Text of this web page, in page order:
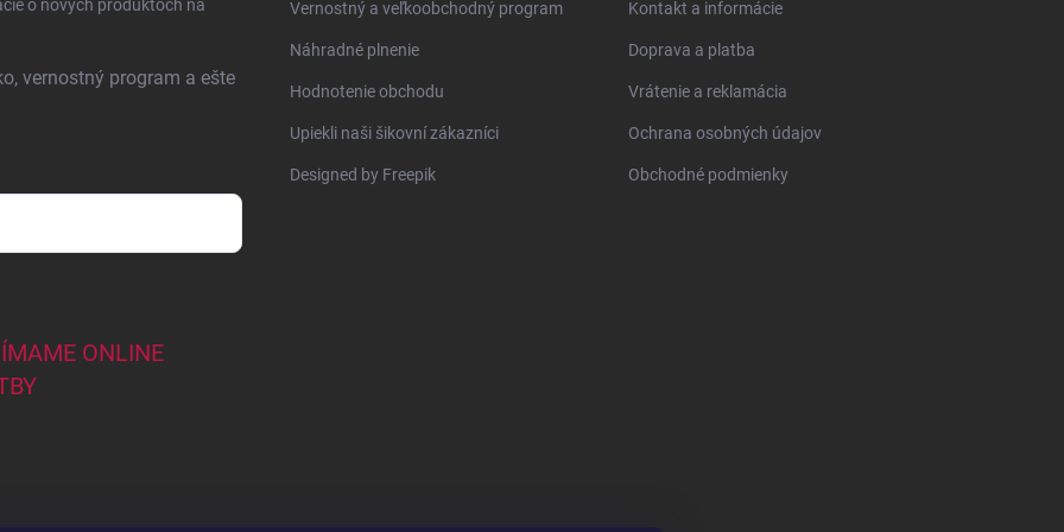
o nových produktoch na
vernostný program a ešte
Vernostný a veľkoobchodný program
Náhradné plnenie
Hodnotenie obchodu
Upiekli naši šikovní zákazníci
Designed by Freepik
Kontakt a informácie
Doprava a platba
Vrátenie a reklamácia
Ochrana osobných údajov
Obchodné podmienky
ONLINE